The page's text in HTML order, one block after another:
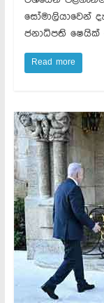
සෝමාලියාවෙන්
ජනාධිපති ෂෙයික්
Read more